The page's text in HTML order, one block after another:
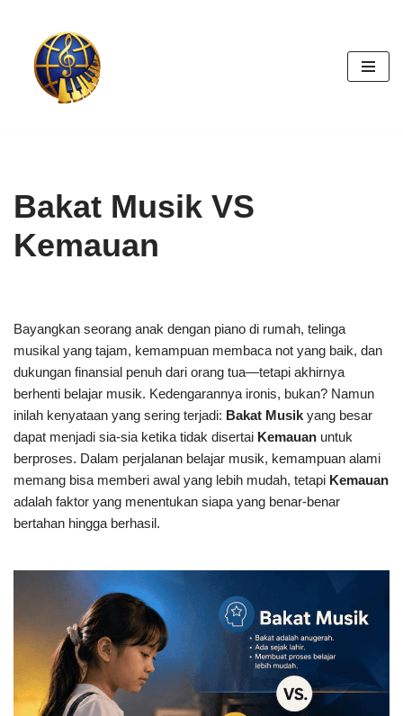
Skip
content
Bakat Musik VS
Kemauan
Bayangkan seorang anak dengan piano di rumah, telinga
musikal yang tajam, kemampuan membaca not yang baik, dan
dukungan finansial penuh dari orang tua—tetapi akhirnya
berhenti belajar musik. Kedengarannya ironis, bukan? Namun
inilah kenyataan yang sering terjadi: Bakat Musik yang besar
dapat menjadi sia-sia ketika tidak disertai Kemauan untuk
berproses. Dalam perjalanan belajar musik, kemampuan alami
memang bisa memberi awal yang lebih mudah, tetapi Kemauan
adalah faktor yang menentukan siapa yang benar-benar
bertahan hingga berhasil.